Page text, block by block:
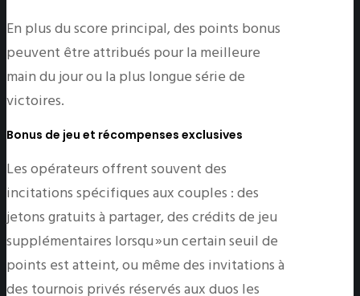
En plus du score principal, des points bonus
peuvent être attribués pour la meilleure
main du jour ou la plus longue série de
victoires.
Bonus de jeu et récompenses exclusives
Les opérateurs offrent souvent des
incitations spécifiques aux couples : des
jetons gratuits à partager, des crédits de jeu
supplémentaires lorsqu »un certain seuil de
points est atteint, ou même des invitations à
des tournois privés réservés aux duos les